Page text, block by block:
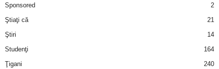
Sponsored
2
Ştiaţi că
21
Ştiri
14
Studenţi
164
Ţigani
240